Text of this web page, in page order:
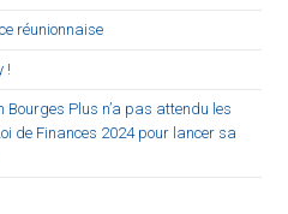
réunionnaise
!
Plus n’a pas attendu les
de Finances 2024 pour lancer sa